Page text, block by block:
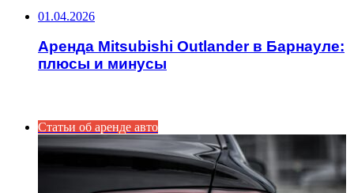
01.04.2026
Аренда Mitsubishi Outlander в Барнауле:
плюсы и минусы
Статьи об аренде авто